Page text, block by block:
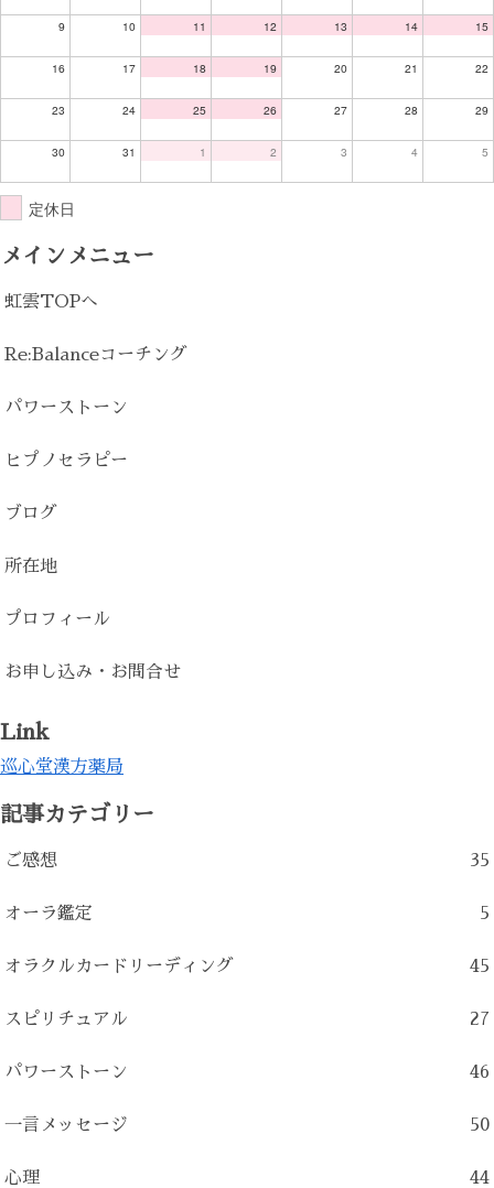
9 10 11 12 13 14 15
16 17 18 19 20 21 22
23 24 25 26 27 28 29
30 31 1 2 3 4 5
定休日
メインメニュー
虹雲TOPへ
Re:Balanceコーチング
パワーストーン
ヒプノセラピー
ブログ
所在地
プロフィール
お申し込み・お問合せ
Link
巡心堂漢方薬局
記事カテゴリー
ご感想 35
オーラ鑑定 5
オラクルカードリーディング 45
スピリチュアル 27
パワーストーン 46
一言メッセージ 50
心理 44